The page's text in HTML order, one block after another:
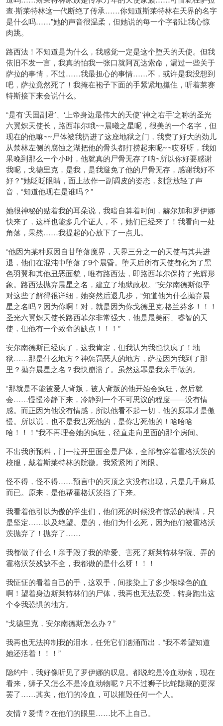
查·斯莱特林这一代断绝了传承……你知道斯莱特林在天界的名字
是什么吗……”她的声音很温柔，但她说的每一个字都让我心惊
肉跳。
路西法！不知道是为什么，我感觉一定是这个堕天的天使。但我
依旧不发一言，我真的怕我一张口就阿瓦达索命，漏过一些关于
萨拉的事情，不过……我最担心的事情……不，或许是我没想到
吧，萨拉竟然死了！我掩在袍子下面的手紧紧地攥住，听着莱赛
特斯接下来会说什么。
“是有‘天国副君’、‘上帝身边最伟大的天使’‘神之右手’之称的圣光
六翼炽天使长，路西菲尔哦~~晨曦之星呢，很美的一个名字，但
现在的他嘛~~尸体被我扔进了这座地狱之门，我费了好大的劲儿
从禁林左侧的腐蚀之湖把他的骨头都打捞起来呢~~哎呀呀，我如
果晚到那么一个小时，他就真的尸骨无存了呐~所以你好要感谢
我呢，戈德里克，是我，是我避免了他的尸骨无存，感谢我好不
好？”她眨眨眼睛，面上故作一副调皮的姿态，刻意放轻了声
音，“知道他现在是谁吗？”
她很神秘的贴着我的耳朵说，我暗自算着时间，赫尔加和罗伊娜
快来了，这样也能多几个证人，不，她们已经来了！我看向一处
角落，果然……我提起的心放下了一点儿。
“他因为某种原因自甘堕落魔界，天界三分之一的天使与其共进
退，他们在混沌中堕落了9个晨昏。堕天后所有天使都化为了黑
色羽翼和其他丑恶面貌，唯有路西法，即路西菲尔保持了光辉形
象。路西法抛弃晨星之名，建立了地狱政权。”安尔南德斯似乎
对这些了解得很详细，她突然后退几步，“知道他为什么抛弃晨
星之名吗？因为你啊！对，就是因为你戈德里克·格兰芬多！！！
圣光六翼炽天使长路西菲尔非常强大，他是最美丽、睿智的天
使，但他有一个致命的缺点！！！”
安尔南德斯已经疯了，这我肯定，但我认为我也快疯了！地
狱……那是什么地方？神惩罚恶人的地方，萨拉因为我到了那
里？抛弃晨星之名？我快崩溃了。虽然这罪是我亲手做的。
“那就是不能被爱人背叛，被人背叛的他开始会疯狂，然后就
会……慢慢冷静下来，冷静到一个不可思议的程度——没有情
感。而正因为他没有情感，所以他看不起一切，他的原罪才是傲
慢。所以说，也不是我害死他的，是你害死他的！哈哈哈
哈！！！”我不再理会她的疯狂，径直走向里面的那个房间。
不出我所预料，门一拉开里面全是尸体，全部都穿着霍格沃茨的
校服，戴着斯莱特林的院徽。我紧紧闭了闭眼。
怪不得，怪不得……预言中的灭顶之灾没有出现，只是几千麻瓜
而已。原来，是他帮霍格沃茨挡了下来。
我看着他引以为傲的学生们，他们死的时候没有惊恐的表情，只
是坚定……以及绝望。是的，他们为什么死，因为他们被霍格沃
茨抛弃了！抛弃了……
我都做了什么！亲手毁了我的挚爱、害死了斯莱特林学院、弄的
霍格沃茨残缺不全，我都做的是什么呀！！！
我怔怔的看着自己的手，这双手，间接染上了多少银绿色的血
啊！望着身边斯莱特林们的尸体，我再也无法忍受，转身跑出这
个令我恐惧的地方。
“戈德里克，安尔南德斯怎么办？”
我再也无法抑制我的泪水，任凭它们汹涌而出，“我不希望知道
她还活着！！！”
隐约中，我好像听见了罗伊娜的叹息。都说蛇是冷血动物，现在
看来，狮子又怎么不是冷血动物呢？只不过狮子比蛇隐藏的更深
罢了……其实，他们的冷血，可以摧毁任何一个人。
友情？爱情？在他们的眼里……比不上自己。